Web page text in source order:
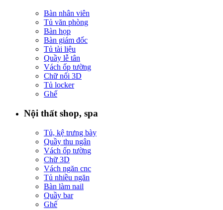
Bàn nhân viên
Tủ văn phòng
Bàn họp
Bàn giám đốc
Tủ tài liệu
Quầy lễ tân
Vách ốp tường
Chữ nổi 3D
Tủ locker
Ghế
Nội thất shop, spa
Tủ, kệ trưng bày
Quầy thu ngân
Vách ốp tường
Chữ 3D
Vách ngăn cnc
Tủ nhiều ngăn
Bàn làm nail
Quầy bar
Ghế